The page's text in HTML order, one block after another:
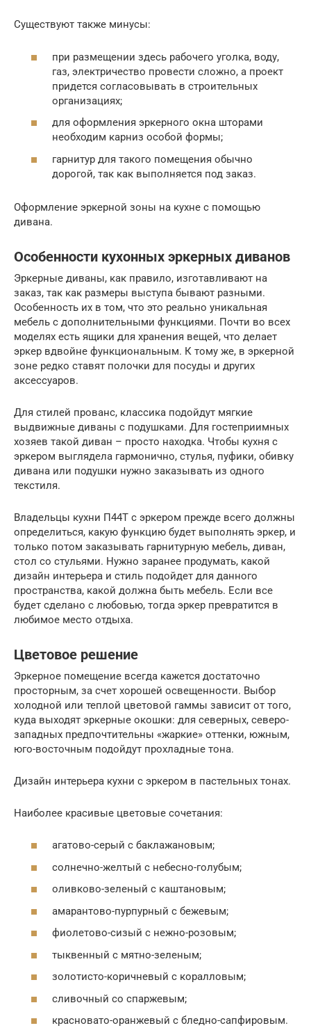
Существуют также минусы:
при размещении здесь рабочего уголка, воду,
газ, электричество провести сложно, а проект
придется согласовывать в строительных
организациях;
для оформления эркерного окна шторами
необходим карниз особой формы;
гарнитур для такого помещения обычно
дорогой, так как выполняется под заказ.
Оформление эркерной зоны на кухне с помощью
дивана.
Особенности кухонных эркерных диванов
Эркерные диваны, как правило, изготавливают на
заказ, так как размеры выступа бывают разными.
Особенность их в том, что это реально уникальная
мебель с дополнительными функциями. Почти во всех
моделях есть ящики для хранения вещей, что делает
эркер вдвойне функциональным. К тому же, в эркерной
зоне редко ставят полочки для посуды и других
аксессуаров.
Для стилей прованс, классика подойдут мягкие
выдвижные диваны с подушками. Для гостеприимных
хозяев такой диван – просто находка. Чтобы кухня с
эркером выглядела гармонично, стулья, пуфики, обивку
дивана или подушки нужно заказывать из одного
текстиля.
Владельцы кухни П44Т с эркером прежде всего должны
определиться, какую функцию будет выполнять эркер, и
только потом заказывать гарнитурную мебель, диван,
стол со стульями. Нужно заранее продумать, какой
дизайн интерьера и стиль подойдет для данного
пространства, какой должна быть мебель. Если все
будет сделано с любовью, тогда эркер превратится в
любимое место отдыха.
Цветовое решение
Эркерное помещение всегда кажется достаточно
просторным, за счет хорошей освещенности. Выбор
холодной или теплой цветовой гаммы зависит от того,
куда выходят эркерные окошки: для северных, северо-
западных предпочтительны «жаркие» оттенки, южным,
юго-восточным подойдут прохладные тона.
Дизайн интерьера кухни с эркером в пастельных тонах.
Наиболее красивые цветовые сочетания:
агатово-серый с баклажановым;
солнечно-желтый с небесно-голубым;
оливково-зеленый с каштановым;
амарантово-пурпурный с бежевым;
фиолетово-сизый с нежно-розовым;
тыквенный с мятно-зеленым;
золотисто-коричневый с коралловым;
сливочный со спаржевым;
красновато-оранжевый с бледно-сапфировым.